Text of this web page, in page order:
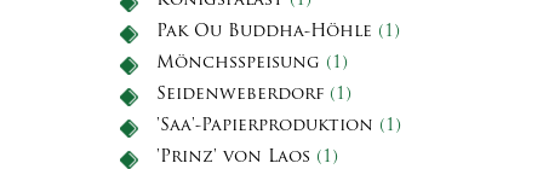
Pak Ou Buddha-Höhle (1)
Mönchsspeisung (1)
Seidenweberdorf (1)
'Saa'-Papierproduktion (1)
'Prinz' von Laos (1)